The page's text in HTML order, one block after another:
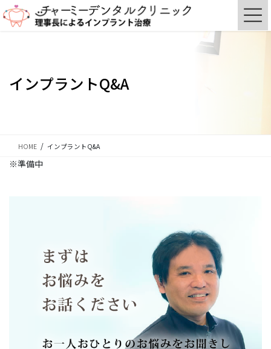
ン
ビ
インプラントQ&A
HOME インプラントQ&A
※準備中